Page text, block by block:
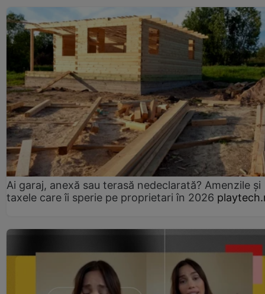
Ai garaj, anexă sau terasă nedeclarată? Amenzile și
taxele care îi sperie pe proprietari în 2026